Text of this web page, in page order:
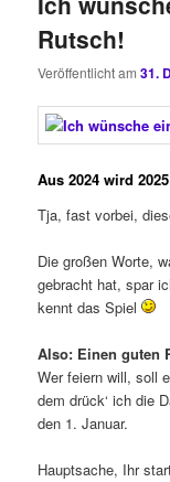
Rutsch!
Veröffentlicht am31.
Aus 2024 wird 2025
Tja, fast vorbei,
Die großen Worte,
gebracht hat, spar
kennt das Spiel
Also: Einen guten
Wer feiern will, soll
dem drück‘ ich die
den 1. Januar.
Hauptsache, Ihr